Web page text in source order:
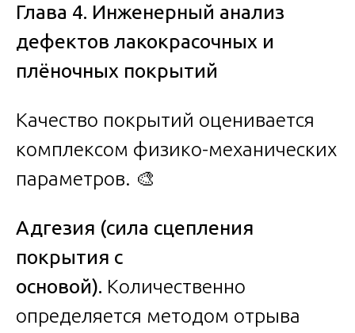
Глава 4. Инженерный анализ
дефектов лакокрасочных и
плёночных покрытий
Качество покрытий оценивается
комплексом физико-механических
параметров. 🎨
Адгезия (сила сцепления
покрытия с
основой). Количественно
определяется методом отрыва